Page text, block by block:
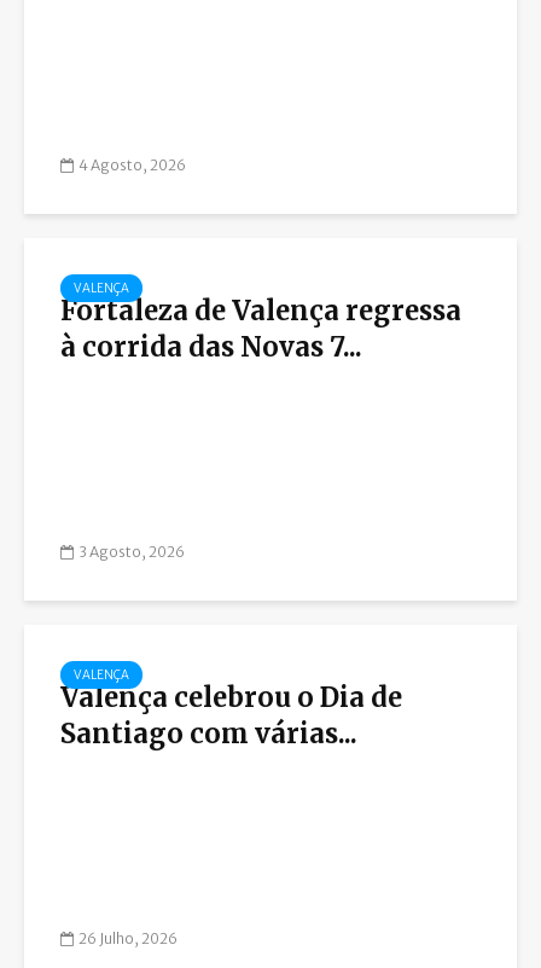
4 Agosto, 2026
VALENÇA
Fortaleza de Valença regressa
à corrida das Novas 7...
3 Agosto, 2026
VALENÇA
Valença celebrou o Dia de
Santiago com várias...
26 Julho, 2026